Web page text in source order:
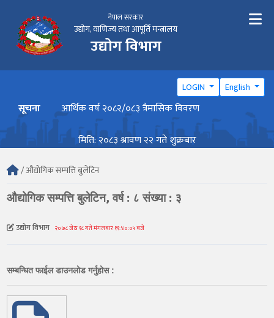
नेपाल सरकार
उद्योग, वाणिज्य तथा आपूर्ति मन्त्रालय
उद्योग विभाग
LOGIN English
सूचना आर्थिक वर्ष २०८२/०८३ त्रैमासिक विवरण
मिति: २०८३ श्रावण २२ गते शुक्रबार
/ औद्योगिक सम्पत्ति बुलेटिन
औद्योगिक सम्पत्ति बुलेटिन, वर्ष : ८ संख्या : ३
उद्योग विभाग २०७८ जेठ १८ गते मंगलबार ११:४०:०५ बजे
सम्बन्धित फाईल डाउनलोड गर्नुहोस :